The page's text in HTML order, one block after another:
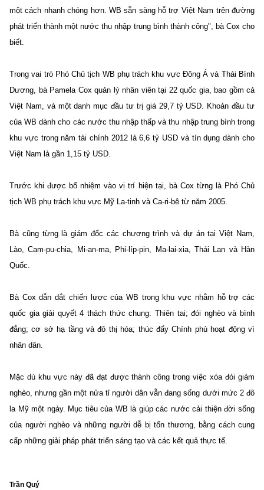
một cách nhanh chóng hơn. WB sẵn sàng hỗ trợ Việt Nam trên đường
phát triển thành một nước thu nhập trung bình thành công", bà Cox cho
biết.
Trong vai trò Phó Chủ tịch WB phụ trách khu vực Đông Á và Thái Bình
Dương, bà Pamela Cox quản lý nhân viên tại 22 quốc gia, bao gồm cả
Việt Nam, và một danh mục đầu tư trị giá 29,7 tỷ USD. Khoản đầu tư
của WB dành cho các nước thu nhập thấp và thu nhập trung bình trong
khu vực trong năm tài chính 2012 là 6,6 tỷ USD và tín dụng dành cho
Việt Nam là gần 1,15 tỷ USD.
Trước khi được bổ nhiệm vào vị trí hiện tại, bà Cox từng là Phó Chủ
tịch WB phụ trách khu vực Mỹ La-tinh và Ca-ri-bê từ năm 2005.
Bà cũng từng là giám đốc các chương trình và dự án tại Việt Nam,
Lào, Cam-pu-chia, Mi-an-ma, Phi-líp-pin, Ma-lai-xia, Thái Lan và Hàn
Quốc.
Bà Cox dẫn dắt chiến lược của WB trong khu vực nhằm hỗ trợ các
quốc gia giải quyết 4 thách thức chung: Thiên tai; đói nghèo và bình
đẳng; cơ sở hạ tầng và đô thị hóa; thúc đẩy Chính phủ hoạt động vì
nhân dân.
Mặc dù khu vực này đã đạt được thành công trong việc xóa đói giảm
nghèo, nhưng gần một nửa tỉ người dân vẫn đang sống dưới mức 2 đô
la Mỹ một ngày. Mục tiêu của WB là giúp các nước cải thiện đời sống
của người nghèo và những người dễ bị tổn thương, bằng cách cung
cấp những giải pháp phát triển sáng tạo và các kết quả thực tế.
Trần Quý